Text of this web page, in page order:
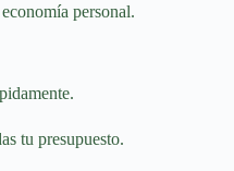
personal.
tu presupuesto.